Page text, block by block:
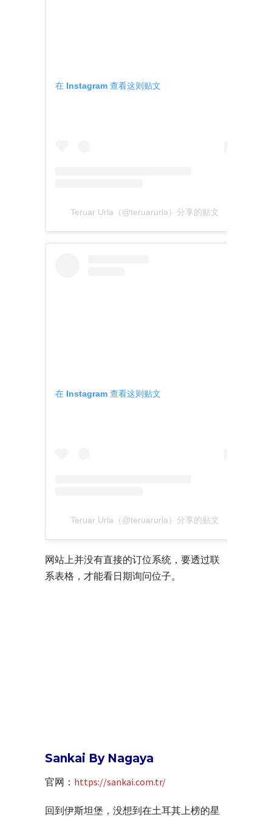
在 Instagram 查看这则贴文
Teruar Urla（@teruarurla）分享的贴文
在 Instagram 查看这则贴文
Teruar Urla（@teruarurla）分享的贴文
网站上并没有直接的订位系统，要透过联
系表格，才能看日期询问位子。
Sankai By Nagaya
官网： https://sankai.com.tr/
回到伊斯坦堡，没想到在土耳其上榜的星